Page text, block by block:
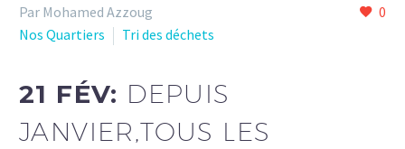
0
Par Mohamed Azzoug
Nos Quartiers
Tri des déchets
21 FÉV: DEPUIS
JANVIER,TOUS LES